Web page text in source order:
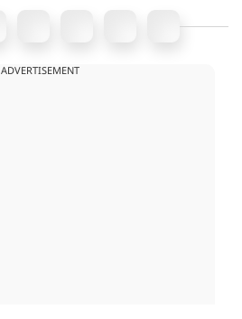
ADVERTISEMENT